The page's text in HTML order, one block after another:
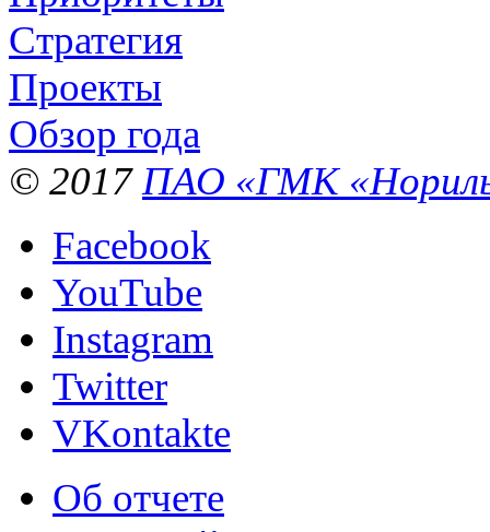
Стратегия
Проекты
Обзор года
© 2017 ПАО «ГМК
Facebook
YouTube
Instagram
Twitter
VKontakte
Об отчете